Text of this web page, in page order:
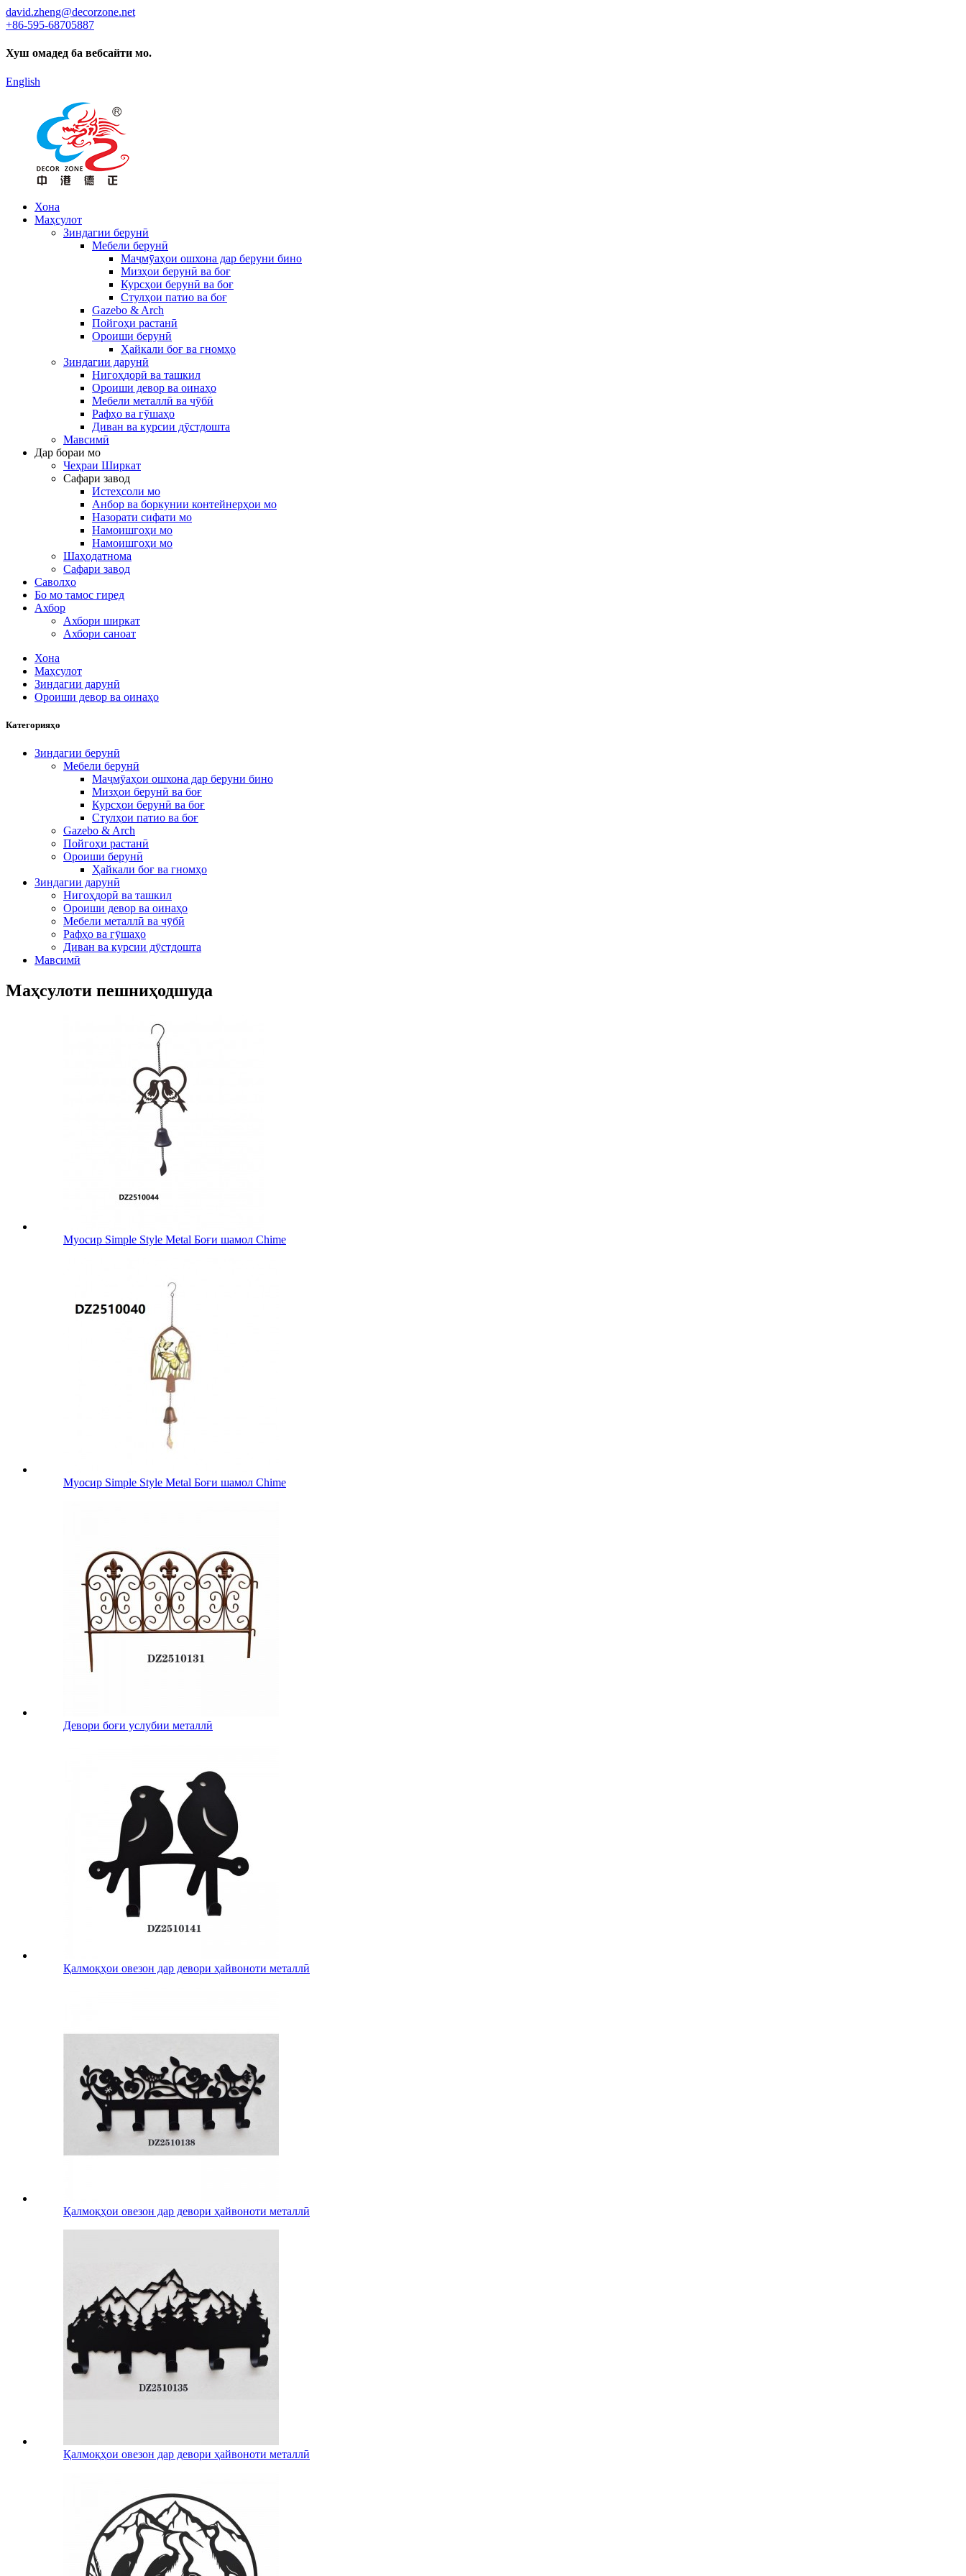
david.zheng@decorzone.net
+86-595-68705887
Хуш омадед ба вебсайти мо.
English
Хона
Маҳсулот
Зиндагии берунӣ
Мебели берунӣ
Маҷмӯаҳои ошхона дар беруни бино
Мизҳои берунӣ ва боғ
Курсҳои берунӣ ва боғ
Стулҳои патио ва боғ
Gazebo & Arch
Пойгоҳи растанӣ
Ороиши берунӣ
Ҳайкали боғ ва гномҳо
Зиндагии дарунӣ
Нигоҳдорӣ ва ташкил
Ороиши девор ва оинаҳо
Мебели металлӣ ва чӯбӣ
Рафҳо ва гӯшаҳо
Диван ва курсии дӯстдошта
Мавсимӣ
Дар бораи мо
Чеҳраи Ширкат
Сафари завод
Истеҳсоли мо
Анбор ва боркунии контейнерҳои мо
Назорати сифати мо
Намоишгоҳи мо
Намоишгоҳи мо
Шаҳодатнома
Сафари завод
Саволҳо
Бо мо тамос гиред
Ахбор
Ахбори ширкат
Ахбори саноат
Хона
Маҳсулот
Зиндагии дарунӣ
Ороиши девор ва оинаҳо
Категорияҳо
Зиндагии берунӣ
Мебели берунӣ
Маҷмӯаҳои ошхона дар беруни бино
Мизҳои берунӣ ва боғ
Курсҳои берунӣ ва боғ
Стулҳои патио ва боғ
Gazebo & Arch
Пойгоҳи растанӣ
Ороиши берунӣ
Ҳайкали боғ ва гномҳо
Зиндагии дарунӣ
Нигоҳдорӣ ва ташкил
Ороиши девор ва оинаҳо
Мебели металлӣ ва чӯбӣ
Рафҳо ва гӯшаҳо
Диван ва курсии дӯстдошта
Мавсимӣ
Маҳсулоти пешниҳодшуда
Муосир Simple Style Metal Боғи шамол Chime
Муосир Simple Style Metal Боғи шамол Chime
Девори боғи услубии металлӣ
Қалмоқҳои овезон дар девори ҳайвоноти металлӣ
Қалмоқҳои овезон дар девори ҳайвоноти металлӣ
Қалмоқҳои овезон дар девори ҳайвоноти металлӣ